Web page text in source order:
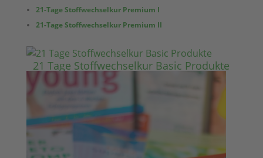
21-Tage Stoffwechselkur Premium I
21-Tage Stoffwechselkur Premium II
21 Tage Stoffwechselkur Basic Produkte